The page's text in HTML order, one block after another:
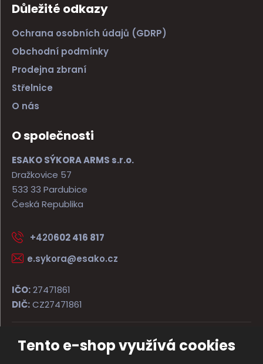
Tento e-shop využívá cookies
Důležité odkazy
Ochrana osobních údajů (GDRP)
Obchodní podmínky
Prodejna zbraní
Střelnice
O nás
O společnosti
ESAKO SÝKORA ARMS s.r.o.
Dražkovice 57
533 33 Pardubice
Česká Republika
+420602 416 817
e.sykora@esako.cz
IČO:27471861
DIČ:CZ27471861
© 2026, ESAKO SÝKORA ARMS s.r.o.